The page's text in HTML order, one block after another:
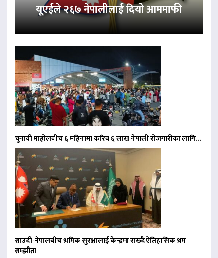
यूएईले २६७ नेपालीलाई दियो आममाफी
चुनावी माहोलबीच ६ महिनामा करिब ६ लाख नेपाली रोजगारीका लागि…
साउदी-नेपालबीच श्रमिक सुरक्षालाई केन्द्रमा राख्दै ऐतिहासिक श्रम
सम्झौता